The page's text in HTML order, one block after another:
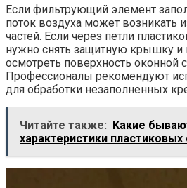
Если фильтрующий элемент
поток воздуха может возникать
частей. Если через петли
нужно снять защитную крышку и
осмотреть поверхность оконной
Профессионалы рекомендуют
для обработки незаполненных
Читайте также: Какие
характеристики пластиковых